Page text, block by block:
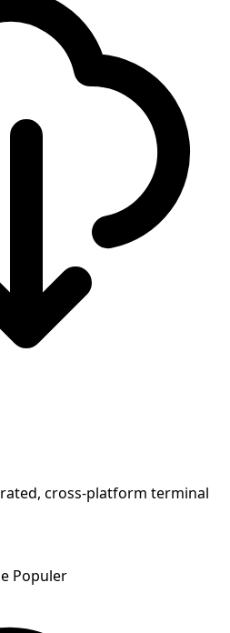
cross-platform terminal
Populer